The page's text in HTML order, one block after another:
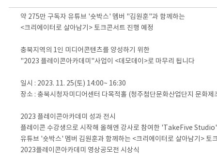
약 275만 구독자 유튜브 '숏박스' 멤버 "김원훈"과 함께하는
<크리에이터로 살아남기> 토크콘서트 진행 예정
충북지역의 1인 미디어콘텐츠를 양성하기 위한
"2023 플레이콘아카데미"사업이 <데모데이>로 마무리 됩니다
일시 : 2023. 11. 25(토) 14:00~ 16:30
장소 : 충북시청자미디어센터 다목적홀 (청주첨단문화산업단지 문화제
2023 플레이콘아카데미 성과 전시
플레이콘 수강생으로 시작해 올해엔 강사로 참여한 'TakeFive
유튜브 '숏박스' 멤버 김원훈과 함께하는 <크리에이터로 살아남기> 토
2023플레이콘아카데미 영상공모전 시상식